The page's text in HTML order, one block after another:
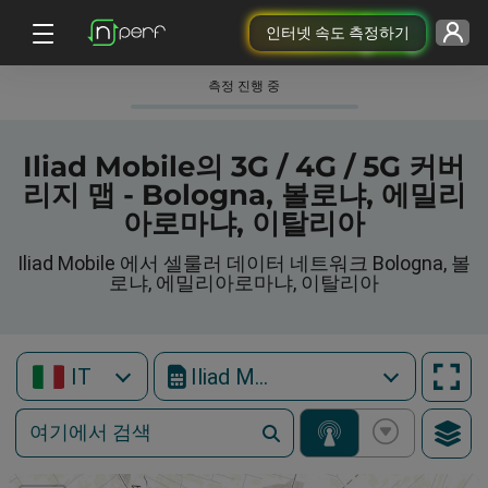
인터넷 속도 측정하기
측정 진행 중
Iliad Mobile의 3G / 4G / 5G 커버
리지 맵 - Bologna, 볼로냐, 에밀리
아로마냐, 이탈리아
Iliad Mobile 에서 셀룰러 데이터 네트워크 Bologna, 볼
로냐, 에밀리아로마냐, 이탈리아
IT Iliad Mobile